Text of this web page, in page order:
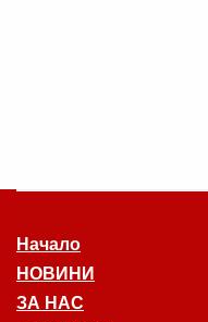
Начало
НОВИНИ
ЗА НАС